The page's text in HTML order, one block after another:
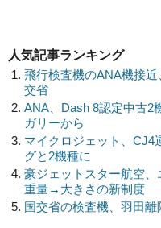
人気記事ランキング
飛行検査機のANA機接
交省
ANA、Dash 8認定中古
ガリーから
マイクロジェット、
グと2機種に
豪ジェットスター航空
重量→大きさの新制度
国交省の検査機、羽田